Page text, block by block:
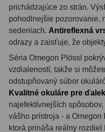
Diagonálne hranoly
Amici hranoly 45°11
Amici hranoly 90°7
Astrofotografia 306
Planetárne kamery 19
Deep-Sky kamery28
prichádzajúce zo strán.
pohodlnejšie pozorovanie,
sedeniach. Antireflexná
odrazy a zaisťuje, že
Séria Omegon Plössl
vzdialeností, takže si
odstupňovaný súbor
Kvalitné okuláre pre
najefektívnejších
vášho prístroja - a
ktorá prináša reálny